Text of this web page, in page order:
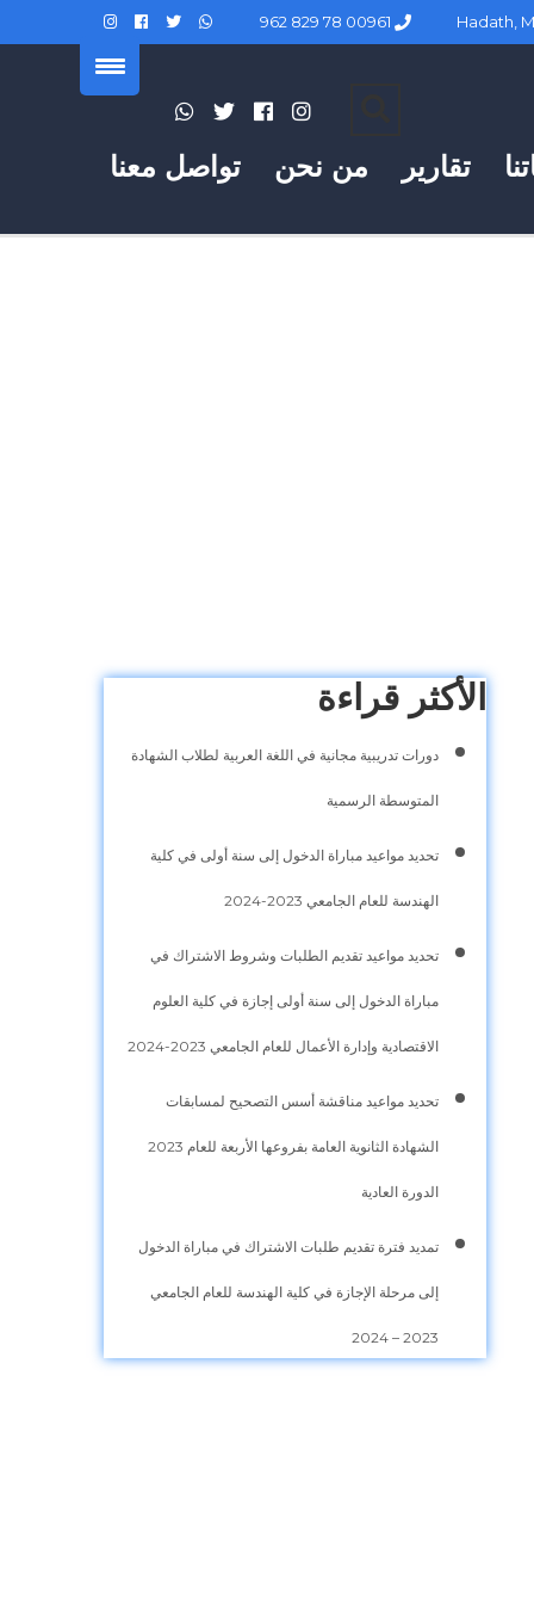
تواصل معنا من نحن تقارير
الأكثر قراءة
دورات تدريبية مجانية في اللغة العربية لطلاب الشهادة
المتوسطة الرسمية
تحديد مواعيد مباراة الدخول إلى سنة أولى في كلية
الهندسة للعام الجامعي 2023-2024
تحديد مواعيد تقديم الطلبات وشروط الاشتراك في
مباراة الدخول إلى سنة أولى إجازة في كلية العلوم
الاقتصادية وإدارة الأعمال للعام الجامعي 2023-2024
تحديد مواعيد مناقشة أسس التصحيح لمسابقات
الشهادة الثانوية العامة بفروعها الأربعة للعام 2023
الدورة العادية
تمديد فترة تقديم طلبات الاشتراك في مباراة الدخول
إلى مرحلة الإجازة في كلية الهندسة للعام الجامعي
2023 – 2024